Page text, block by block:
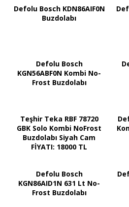
Defolu Bosch KDN86AIF0N
Buzdolabı
Defolu Bosch
KGN56ABF0N Kombi No-
Frost Buzdolabı
Teşhir Teka RBF 78720
GBK Solo Kombi NoFrost
Buzdolabı Siyah Cam
FİYATI: 18000 TL
Defolu Bosch
KGN86AID1N 631 Lt No-
Frost Buzdolabı